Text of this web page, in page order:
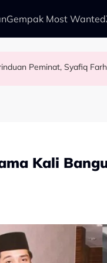
Gempak Most Wanted
Individu Perlekeh
Peminat, Syafiq
Melinda Dadew
Jadi Mansur Sebab
Kali